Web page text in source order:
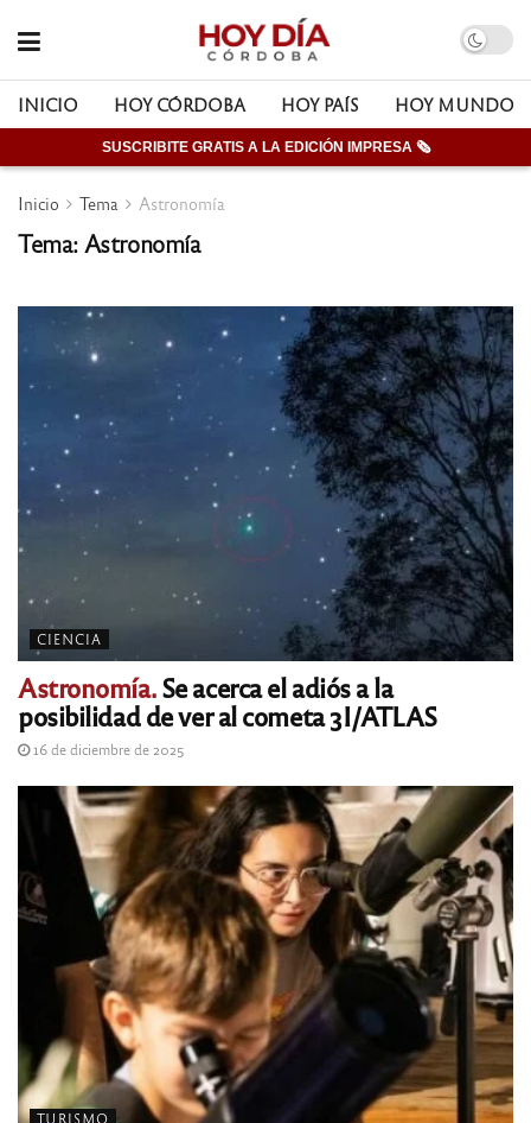
INICIO HOY CÓRDOBA HOY PAÍS HOY MUNDO
SUSCRIBITE GRATIS A LA EDICIÓN IMPRESA 🗞
Inicio Tema Astronomía
Tema: Astronomía
CIENCIA
Astronomía.Se acerca el adiós a la
posibilidad de ver al cometa 3I/ATLAS
16 de diciembre de 2025
TURISMO